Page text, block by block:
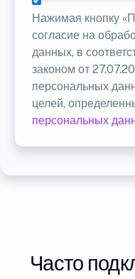
Нажимая кнопку
согласие на
данных, в
законом от
персональных
целей,
персональных
Часто